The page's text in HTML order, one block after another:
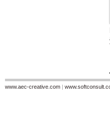
www.aec-creative.com |